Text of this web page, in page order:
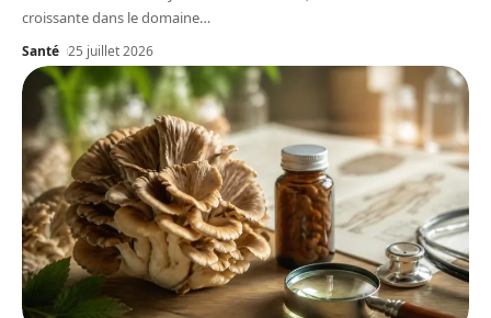
croissante dans le domaine…
Santé 25 juillet 2026